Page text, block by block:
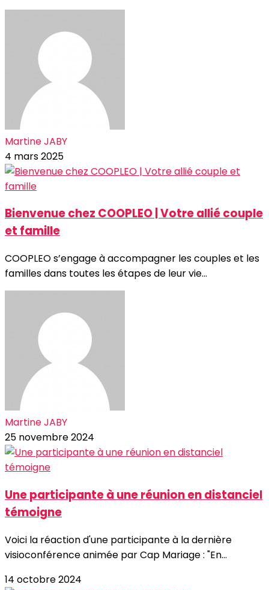
Martine JABY
4 mars 2025
Bienvenue chez COOPLEO | Votre allié couple
et famille
COOPLEO s’engage à accompagner les couples et les
familles dans toutes les étapes de leur vie...
Martine JABY
25 novembre 2024
Une participante à une réunion en distanciel
témoigne
Voici la réaction d'une participante à la dernière
visioconférence animée par Cap Mariage : "En...
14 octobre 2024